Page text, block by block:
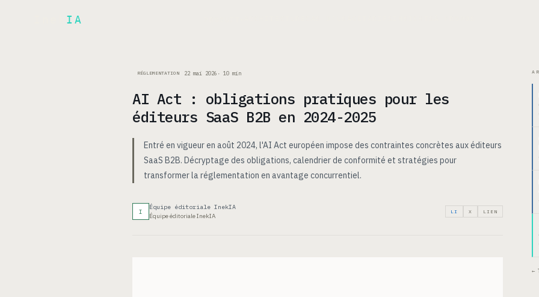
IA
RÉGLEMENTATION 22 mai 2026 · 10 min
AI Act : obligations pratiques pour les
éditeurs SaaS B2B en 2024-2025
Entré en vigueur en août 2024, l'AI Act européen impose des contraintes concrètes aux éditeurs
SaaS B2B. Décryptage des obligations, calendrier de conformité et stratégies pour
transformer la réglementation en avantage concurrentiel.
I
Équipe éditoriale InekIA
Équipe éditoriale InekIA
LI X LIEN
←